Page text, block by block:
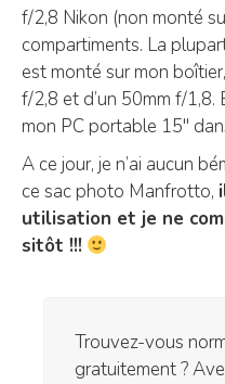
f/2,8 Nikon (non monté
compartiments. La
est monté sur mon
f/2,8 et d’un 50mm f/
mon PC portable 15″
A ce jour, je n’ai aucun
ce sac photo Manfrotto,
utilisation et je ne
sitôt !!!
Trouvez-vous
gratuitement ?